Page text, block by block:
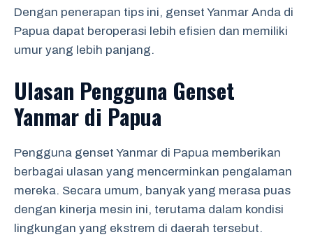
Dengan penerapan tips ini, genset Yanmar Anda di
Papua dapat beroperasi lebih efisien dan memiliki
umur yang lebih panjang.
Ulasan Pengguna Genset
Yanmar di Papua
Pengguna genset Yanmar di Papua memberikan
berbagai ulasan yang mencerminkan pengalaman
mereka. Secara umum, banyak yang merasa puas
dengan kinerja mesin ini, terutama dalam kondisi
lingkungan yang ekstrem di daerah tersebut.